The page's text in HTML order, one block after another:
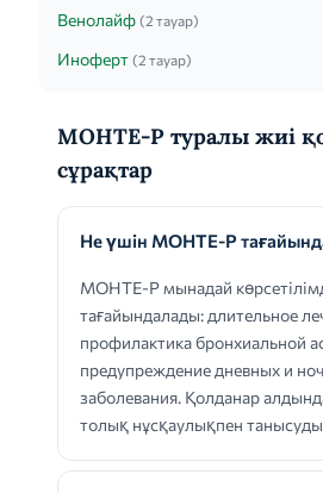
Венолайф (2 тауар)
Иноферт (2 тауар)
МОНТЕ-Р туралы жиі
сұрақтар
Не үшін МОНТЕ-Р
МОНТЕ-Р мынадай
тағайындалады: длительное
профилактика бронхиальной
предупреждение дневных и
заболевания. Қолданар
толық нұсқаулықпен